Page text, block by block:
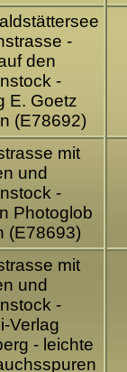
-
den
-
E. Goetz
(E78692)
mit
und
-
Photoglob
(E78693)
mit
und
-
Verlag
- leichte